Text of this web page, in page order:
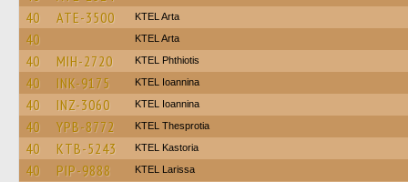
40 ATE-3500 KTEL Arta
40 KTEL Arta
40 MIH-2720 ΚΤΕL Phthiotis
40 INK-9175 KTEL Ioannina
40 INZ-3060 KTEL Ioannina
40 YPB-8772 KTEL Thesprotia
40 KTB-5243 KTEL Kastoria
40 PIP-9888 KTEL Larissa